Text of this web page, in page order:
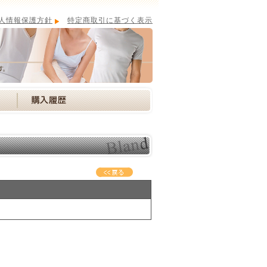
特定商取引に基づく表示
情報保護方針